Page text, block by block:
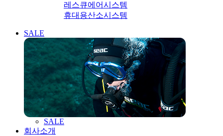
레스큐에어시스템
휴대용산소시스템
SALE
SALE
회사소개